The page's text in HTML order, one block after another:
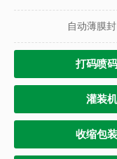
自动薄膜
打码喷
灌装机
收缩包